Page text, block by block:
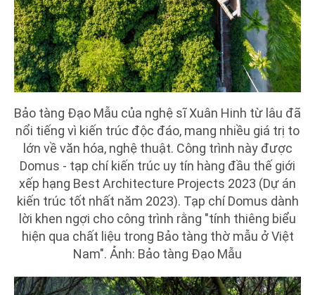
Bảo tàng Đạo Mẫu của nghệ sĩ Xuân Hinh từ lâu đã
nổi tiếng vì kiến trúc độc đáo, mang nhiều giá trị to
lớn về văn hóa, nghệ thuật. Công trình này được
Domus - tạp chí kiến trúc uy tín hàng đầu thế giới
xếp hạng Best Architecture Projects 2023 (Dự án
kiến trúc tốt nhất năm 2023). Tạp chí Domus dành
lời khen ngợi cho công trình rằng "tính thiêng biểu
hiện qua chất liệu trong Bảo tàng thờ mẫu ở Việt
Nam". Ảnh: Bảo tàng Đạo Mẫu